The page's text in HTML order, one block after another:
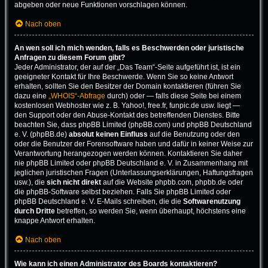
abgeben oder neue Funktionen vorschlagen können.
Nach oben
An wen soll ich mich wenden, falls es Beschwerden oder juristische
Anfragen zu diesem Forum gibt?
Jeder Administrator, der auf der „Das Team“-Seite aufgeführt ist, ist ein
geeigneter Kontakt für Ihre Beschwerde. Wenn Sie so keine Antwort
erhalten, sollten Sie den Besitzer der Domain kontaktieren (führen Sie
dazu eine „WHOIS“-Abfrage durch) oder — falls diese Seite bei einem
kostenlosen Webhoster wie z. B. Yahoo!, free.fr, funpic.de usw. liegt —
den Support oder den Abuse-Kontakt des betreffenden Dienstes. Bitte
beachten Sie, dass phpBB Limited (phpBB.com) und phpBB Deutschland
e. V. (phpBB.de) absolut keinen Einfluss auf die Benutzung oder den
oder die Benutzer der Forensoftware haben und dafür in keiner Weise zur
Verantwortung herangezogen werden können. Kontaktieren Sie daher
nie phpBB Limited oder phpBB Deutschland e. V. in Zusammenhang mit
jeglichen juristischen Fragen (Unterlassungserklärungen, Haftungsfragen
usw.), die sich nicht direkt auf die Website phpbb.com, phpbb.de oder
die phpBB-Software selbst beziehen. Falls Sie phpBB Limited oder
phpBB Deutschland e. V. E-Mails schreiben, die die Softwarenutzung
durch Dritte betreffen, so werden Sie, wenn überhaupt, höchstens eine
knappe Antwort erhalten.
Nach oben
Wie kann ich einen Administrator des Boards kontaktieren?